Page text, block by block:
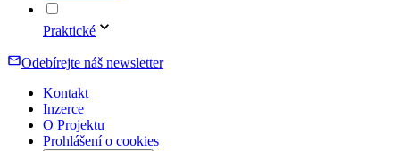
Praktické
Odebírejte náš newsletter
Kontakt
Inzerce
O Projektu
Prohlášení o cookies